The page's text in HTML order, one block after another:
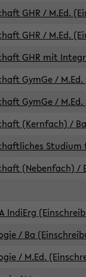
GHR / M.Ed.
GHR / M.Ed.
GHR mit
GymGe /
GymGe /
(Kernfach) /
(Nebenfach) /
IndiErg
/ Ba
/ M.Ed.